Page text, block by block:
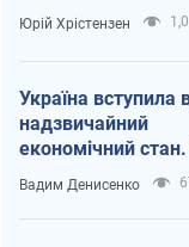
Юрій Хрістензен
Україна вступила
надзвичайний
економічний
світло вкінці
Вадим Денисенко